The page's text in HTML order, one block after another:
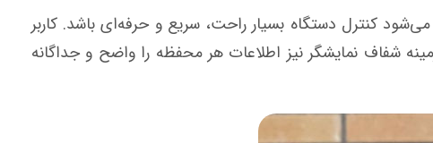
کنترل دستگاه بسیار راحت، سریع و حرفه‌ای باشد. کاربر
شفاف نمایشگر نیز اطلاعات هر محفظه را واضح و جداگانه